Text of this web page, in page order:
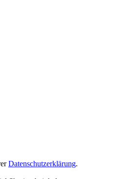
Datenschutzerklärung.